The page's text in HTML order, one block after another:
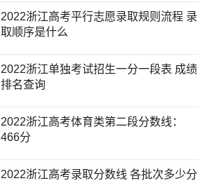
2022浙江高考平行志愿录取规则流程 录
取顺序是什么
2022浙江单独考试招生一分一段表 成绩
排名查询
2022浙江高考体育类第二段分数线：
466分
2022浙江高考录取分数线 各批次多少分